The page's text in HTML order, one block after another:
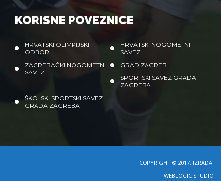
KORISNE POVEZNICE
HRVATSKI OLIMPIJSKI
ODBOR
HRVATSKI NOGOMETNI
SAVEZ
ZAGREBAČKI NOGOMETNI
SAVEZ
GRAD ZAGREB
SPORTSKI SAVEZ GRADA
ZAGREBA
ŠKOLSKI SPORTSKI SAVEZ
GRADA ZAGREBA
COPYRIGHT © 2017. IZRADA:
WEBLOGIC STUDIO